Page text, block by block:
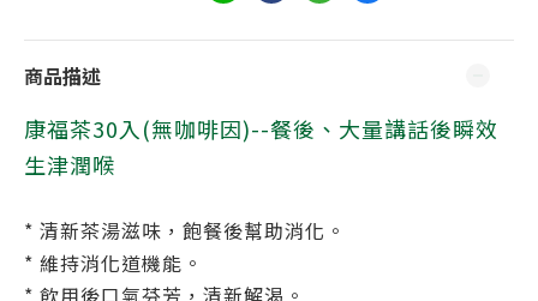
商品描述
康福茶30入(無咖啡因)--餐後、大量講話後瞬效
生津潤喉
* 清新茶湯滋味，飽餐後幫助消化。
* 維持消化道機能。
* 飲用後口氣芬芳，清新解渴。